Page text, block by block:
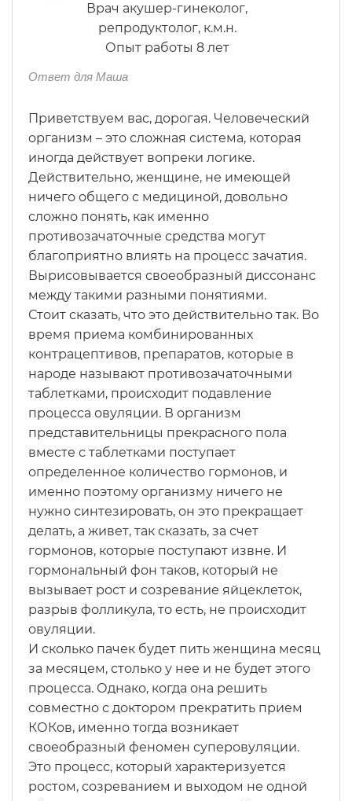
Врач акушер-гинеколог,
репродуктолог, к.м.н.
Опыт работы 8 лет
Ответ для Маша
Приветствуем вас, дорогая. Человеческий
организм – это сложная система, которая
иногда действует вопреки логике.
Действительно, женщине, не имеющей
ничего общего с медициной, довольно
сложно понять, как именно
противозачаточные средства могут
благоприятно влиять на процесс зачатия.
Вырисовывается своеобразный диссонанс
между такими разными понятиями.
Стоит сказать, что это действительно так. Во
время приема комбинированных
контрацептивов, препаратов, которые в
народе называют противозачаточными
таблетками, происходит подавление
процесса овуляции. В организм
представительницы прекрасного пола
вместе с таблетками поступает
определенное количество гормонов, и
именно поэтому организму ничего не
нужно синтезировать, он это прекращает
делать, а живет, так сказать, за счет
гормонов, которые поступают извне. И
гормональный фон таков, который не
вызывает рост и созревание яйцеклеток,
разрыв фолликула, то есть, не происходит
овуляции.
И сколько пачек будет пить женщина месяц
за месяцем, столько у нее и не будет этого
процесса. Однако, когда она решить
совместно с доктором прекратить прием
КОКов, именно тогда возникает
своеобразный феномен суперовуляции.
Это процесс, который характеризуется
ростом, созреванием и выходом не одной